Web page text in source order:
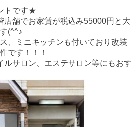
トです★
店舗でお家賃が税込み55000円と大
(^^♪
、ミニキッチンも付いており改装
です！！！
ルサロン、エステサロン等にもおす